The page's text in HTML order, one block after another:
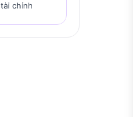
tài chính